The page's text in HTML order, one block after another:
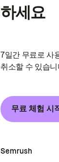
하세요
7일간 무료로 사
취소할 수 있습니
무료 체험 시
Semrush